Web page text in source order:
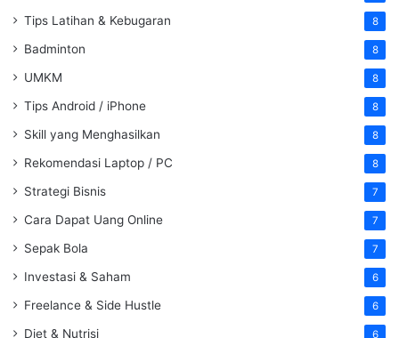
Tips Latihan & Kebugaran 8
Badminton 8
UMKM 8
Tips Android / iPhone 8
Skill yang Menghasilkan 8
Rekomendasi Laptop / PC 8
Strategi Bisnis 7
Cara Dapat Uang Online 7
Sepak Bola 7
Investasi & Saham 6
Freelance & Side Hustle 6
Diet & Nutrisi 6